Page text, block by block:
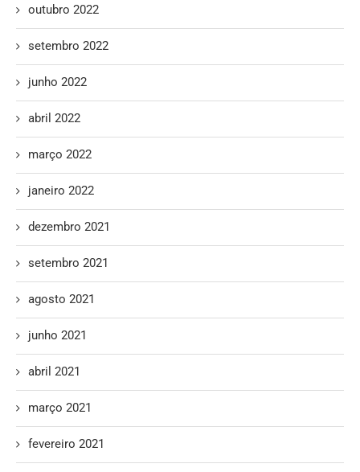
outubro 2022
setembro 2022
junho 2022
abril 2022
março 2022
janeiro 2022
dezembro 2021
setembro 2021
agosto 2021
junho 2021
abril 2021
março 2021
fevereiro 2021